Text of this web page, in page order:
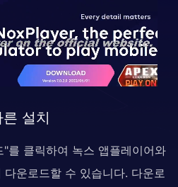
른 설치
를 클릭하여 녹스 앱플레이어와
운로드할 수 있습니다. 다운로